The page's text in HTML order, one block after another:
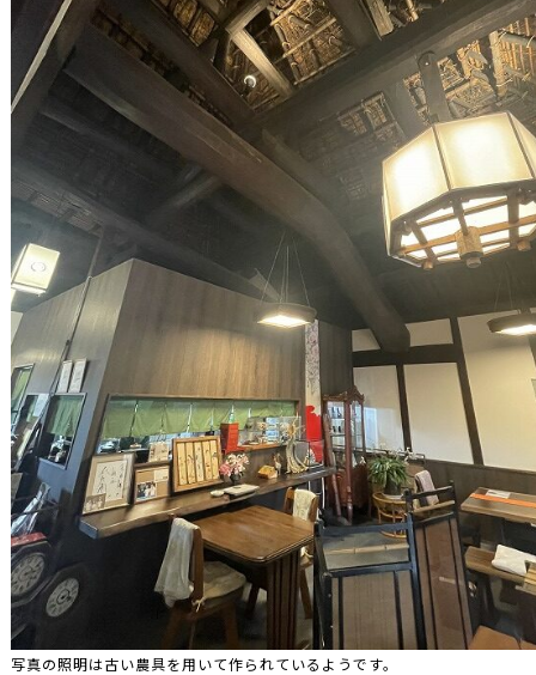
写真の照明は古い農具を用いて作られているようです。